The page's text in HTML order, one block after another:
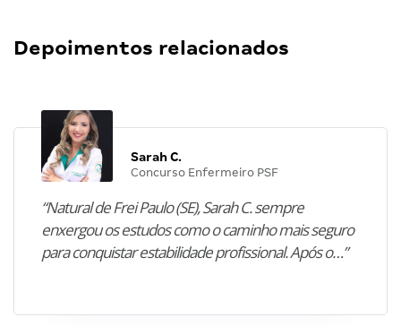
Depoimentos relacionados
Sarah C.
Concurso Enfermeiro PSF
“Natural de Frei Paulo (SE), Sarah C. sempre
enxergou os estudos como o caminho mais seguro
para conquistar estabilidade profissional. Após o…”